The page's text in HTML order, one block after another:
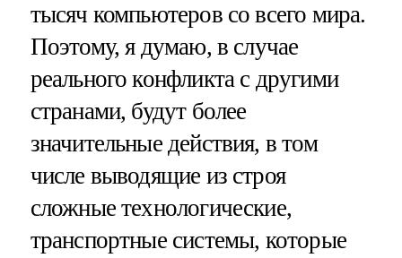
тысяч компьютеров со всего мира.
Поэтому, я думаю, в случае
реального конфликта с другими
странами, будут более
значительные действия, в том
числе выводящие из строя
сложные технологические,
транспортные системы, которые